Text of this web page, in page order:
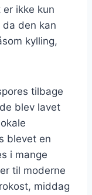
ikke kun
den kan
kylling,
tilbage
blev lavet
blevet en
i mange
til moderne
middag